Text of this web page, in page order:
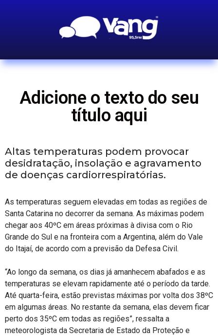
Adicione o texto do seu
título aqui
Altas temperaturas podem provocar
desidratação, insolação e agravamento
de doenças cardiorrespiratórias.
As temperaturas seguem elevadas em todas as regiões de
Santa Catarina no decorrer da semana. As máximas podem
chegar aos 40ºC em áreas próximas à divisa com o Rio
Grande do Sul e na fronteira com a Argentina, além do Vale
do Itajaí, de acordo com a previsão da Defesa Civil.
“Ao longo da semana, os dias já amanhecem abafados e as
temperaturas se elevam rapidamente até o período da tarde.
Até quarta-feira, estão previstas máximas por volta dos 38ºC
em algumas áreas. No restante da semana, elas devem ficar
perto dos 35ºC em todas as regiões”, ressalta a
meteorologista da Secretaria de Estado da Proteção e